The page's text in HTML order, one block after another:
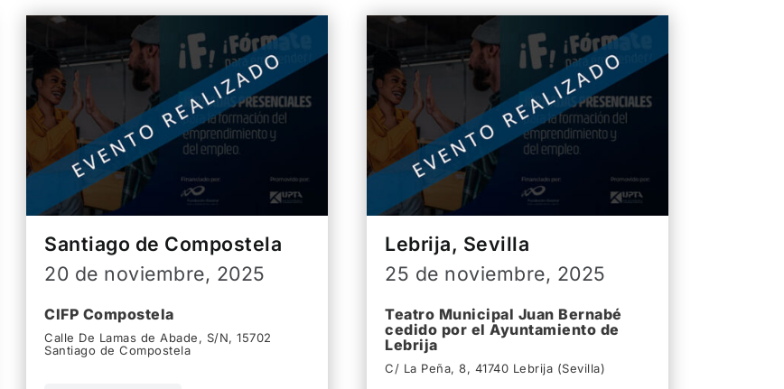
Santiago de Compostela
20 de noviembre, 2025
CIFP Compostela
Calle De Lamas de Abade, S/N, 15702
Santiago de Compostela
Lebrija, Sevilla
25 de noviembre, 2025
Teatro Municipal Juan Bernabé
cedido por el Ayuntamiento de
Lebrija
C/ La Peña, 8, 41740 Lebrija (Sevilla)